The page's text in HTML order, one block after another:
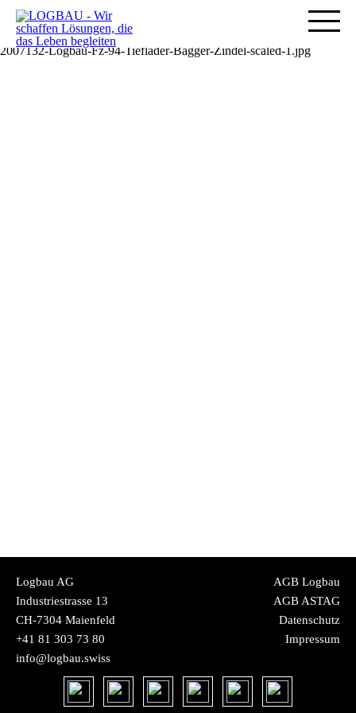
2007132-Logbau-Fz-94-Tieflader-Bagger-Zindel-scaled-1.jpg
Logbau AG
Industriestrasse 13
CH-7304 Maienfeld
+41 81 303 73 80
info@logbau.swiss
AGB Logbau
AGB ASTAG
Datenschutz
Impressum